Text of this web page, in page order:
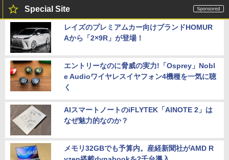
Special Site
レイズのプレミアムカー向けブランドHOMUR
Aから「2×9R」が登場！
エントリーなのに脅威の実力!「Osprey」Nobl
e Audioワイヤレスイヤフォン4機種を一気に聴
く
AIスマートノートのiFLYTEK「AINOTE 2」は
なぜ魅力的なのか？
メモリ32GBでも予算内。産経新聞社がAMD R